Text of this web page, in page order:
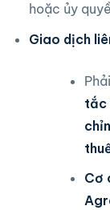
hoặc ủy
Giao dịch
Phải
tắc
Cơ